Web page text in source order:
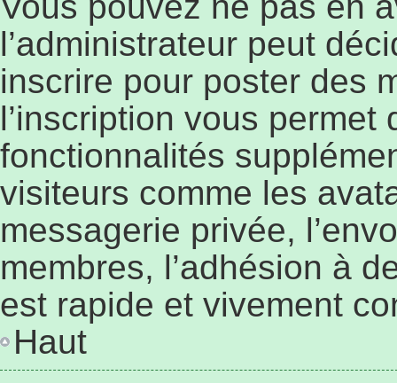
l’administrateur peut
inscrire pour poster des
l’inscription vous permet
fonctionnalités
visiteurs comme les
messagerie privée,
membres, l’adhésion à
est rapide et vivement
Haut